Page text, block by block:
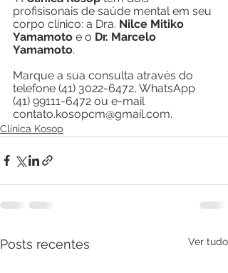
profisisonais de saúde mental em seu
corpo clínico: a Dra. Nilce Mitiko
Yamamoto e o Dr. Marcelo
Yamamoto.
Marque a sua consulta através do
telefone (41) 3022-6472, WhatsApp
(41) 99111-6472 ou e-mail
contato.kosopcm@gmail.com.
Clínica Kosop
Posts recentes Ver tudo